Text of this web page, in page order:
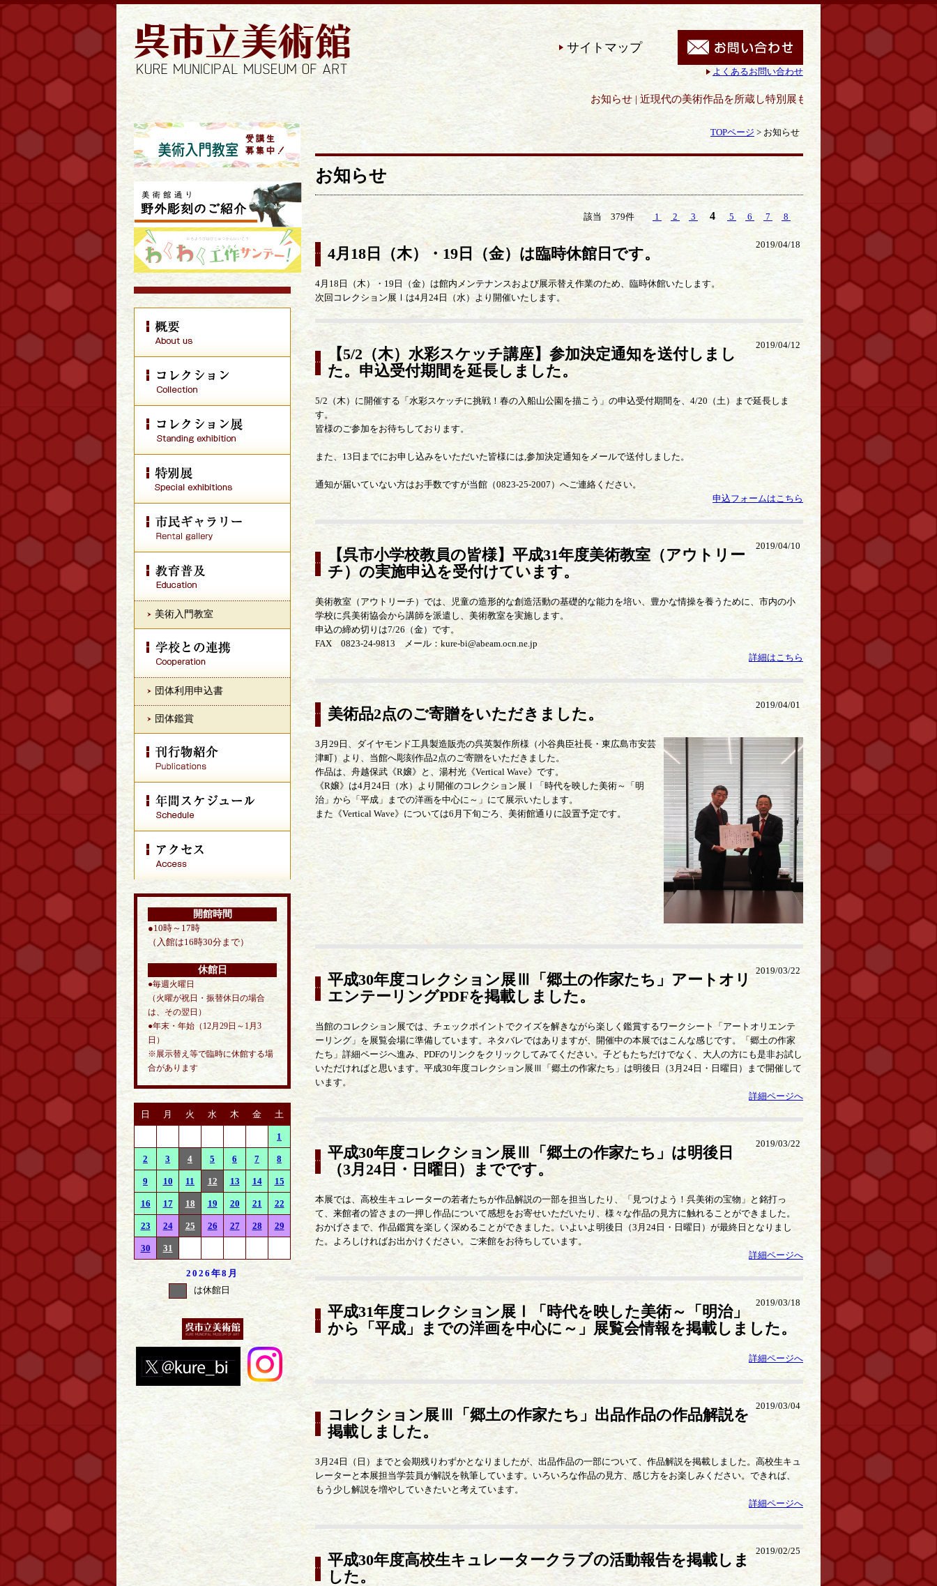
サイトマップ
よくあるお問い合わせ
お知らせ | 近現代の美術作品を所蔵し特別展も開催｜呉市立美術館
美術入門教室
団体利用申込書
団体鑑賞
開館時間
●10時～17時
（入館は16時30分まで）
休館日
●毎週火曜日
（火曜が祝日・振替休日の場合
は、その翌日）
●年末・年始（12月29日～1月3
日）
※展示替え等で臨時に休館する場
合があります
日 月 火 水 木 金 土
1
2 3 4 5 6 7 8
9 10 11 12 13 14 15
16 17 18 19 20 21 22
23 24 25 26 27 28 29
30 31
2026年8月
は休館日
TOPページ > お知らせ
お知らせ
該当 379件 1 2 3 4 5 6 7 8
2019/04/18
4月18日（木）・19日（金）は臨時休館日です。
4月18日（木）・19日（金）は館内メンテナンスおよび展示替え作業のため、臨時休館いたします。
次回コレクション展Ⅰは4月24日（水）より開催いたします。
2019/04/12
【5/2（木）水彩スケッチ講座】参加決定通知を送付しまし
た。申込受付期間を延長しました。
5/2（木）に開催する「水彩スケッチに挑戦！春の入船山公園を描こう」の申込受付期間を、4/20（土）まで延長しま
す。
皆様のご参加をお待ちしております。
また、13日までにお申し込みをいただいた皆様には,参加決定通知をメールで送付しました。
通知が届いていない方はお手数ですが当館（0823-25-2007）へご連絡ください。
申込フォームはこちら
2019/04/10
【呉市小学校教員の皆様】平成31年度美術教室（アウトリー
チ）の実施申込を受付けています。
美術教室（アウトリーチ）では、児童の造形的な創造活動の基礎的な能力を培い、豊かな情操を養うために、市内の小
学校に呉美術協会から講師を派遣し、美術教室を実施します。
申込の締め切りは7/26（金）です。
FAX 0823-24-9813 メール：kure-bi@abeam.ocn.ne.jp
詳細はこちら
2019/04/01
美術品2点のご寄贈をいただきました。
3月29日、ダイヤモンド工具製造販売の呉英製作所様（小谷典臣社長・東広島市安芸
津町）より、当館へ彫刻作品2点のご寄贈をいただきました。
作品は、舟越保武《R嬢》と、湯村光《Vertical Wave》です。
《R嬢》は4月24日（水）より開催のコレクション展Ⅰ「時代を映した美術～「明
治」から「平成」までの洋画を中心に～」にて展示いたします。
また《Vertical Wave》については6月下旬ごろ、美術館通りに設置予定です。
2019/03/22
平成30年度コレクション展Ⅲ「郷土の作家たち」アートオリ
エンテーリングPDFを掲載しました。
当館のコレクション展では、チェックポイントでクイズを解きながら楽しく鑑賞するワークシート「アートオリエンテ
ーリング」を展覧会場に準備しています。ネタバレではありますが、開催中の本展ではこんな感じです。「郷土の作家
たち」詳細ページへ進み、PDFのリンクをクリックしてみてください。子どもたちだけでなく、大人の方にも是非お試し
いただければと思います。平成30年度コレクション展Ⅲ「郷土の作家たち」は明後日（3月24日・日曜日）まで開催して
います。
詳細ページへ
2019/03/22
平成30年度コレクション展Ⅲ「郷土の作家たち」は明後日
（3月24日・日曜日）までです。
本展では、高校生キュレーターの若者たちが作品解説の一部を担当したり、「見つけよう！呉美術の宝物」と銘打っ
て、来館者の皆さまの一押し作品について感想をお寄せいただいたり、様々な作品の見方に触れることができました。
おかげさまで、作品鑑賞を楽しく深めることができました。いよいよ明後日（3月24日・日曜日）が最終日となりまし
た。よろしければお出かけください。ご来館をお待ちしています。
詳細ページへ
2019/03/18
平成31年度コレクション展Ⅰ「時代を映した美術～「明治」
から「平成」までの洋画を中心に～」展覧会情報を掲載しました。
詳細ページへ
2019/03/04
コレクション展Ⅲ「郷土の作家たち」出品作品の作品解説を
掲載しました。
3月24日（日）までと会期残りわずかとなりましたが、出品作品の一部について、作品解説を掲載しました。高校生キュ
レーターと本展担当学芸員が解説を執筆しています。いろいろな作品の見方、感じ方をお楽しみください。できれば、
もう少し解説を増やしていきたいと考えています。
詳細ページへ
2019/02/25
平成30年度高校生キュレータークラブの活動報告を掲載しま
した。